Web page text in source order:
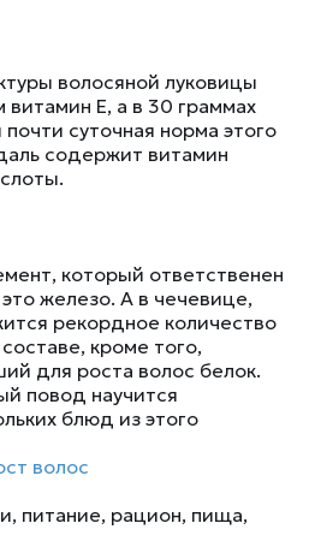
волосяной луковицы
витамин Е, а в 30 граммах
суточная норма этого
содержит витамин
который ответственен
железо. А в чечевице,
рекордное количество
кроме того,
для роста волос белок.
повод научится
блюд из этого
волос
, питание, рацион, пища,